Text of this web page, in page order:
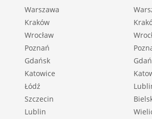
Warszawa
Kraków
Wrocław
Poznań
Gdańsk
Katowice
Łódź
Szczecin
Lublin